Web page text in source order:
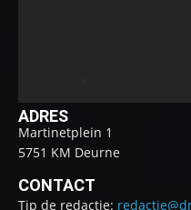
ADRES
Martinetplein 1
5751 KM Deurne
CONTACT
Tip de redactie: